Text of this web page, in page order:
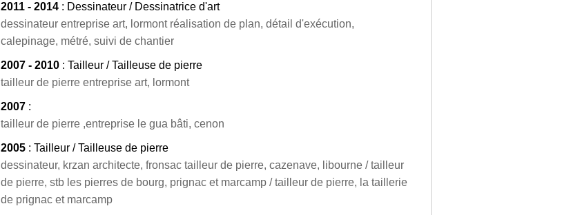
2011 - 2014 : Dessinateur / Dessinatrice d'art
dessinateur entreprise art, lormont réalisation de plan, détail d'exécution,
calepinage, métré, suivi de chantier
2007 - 2010 : Tailleur / Tailleuse de pierre
tailleur de pierre entreprise art, lormont
2007 :
tailleur de pierre ,entreprise le gua bâti, cenon
2005 : Tailleur / Tailleuse de pierre
dessinateur, krzan architecte, fronsac tailleur de pierre, cazenave, libourne / tailleur
de pierre, stb les pierres de bourg, prignac et marcamp / tailleur de pierre, la taillerie
de prignac et marcamp